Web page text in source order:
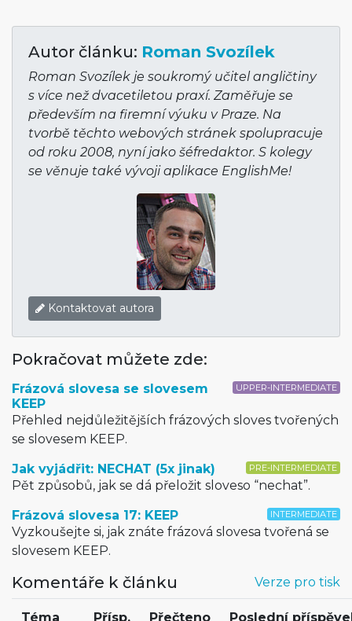
Autor článku: Roman Svozílek
Roman Svozílek je soukromý učitel angličtiny
s více než dvacetiletou praxí. Zaměřuje se
především na firemní výuku v Praze. Na
tvorbě těchto webových stránek spolupracuje
od roku 2008, nyní jako šéfredaktor. S kolegy
se věnuje také vývoji aplikace EnglishMe!
Kontaktovat autora
Pokračovat můžete zde:
UPPER-INTERMEDIATE
Frázová slovesa se slovesem
KEEP
Přehled nejdůležitějších frázových sloves tvořených
se slovesem KEEP.
PRE-INTERMEDIATE
Jak vyjádřit: NECHAT (5x jinak)
Pět způsobů, jak se dá přeložit sloveso “nechat”.
INTERMEDIATE
Frázová slovesa 17: KEEP
Vyzkoušejte si, jak znáte frázová slovesa tvořená se
slovesem KEEP.
Verze pro tisk
Komentáře k článku
Téma Přísp. Přečteno Poslední